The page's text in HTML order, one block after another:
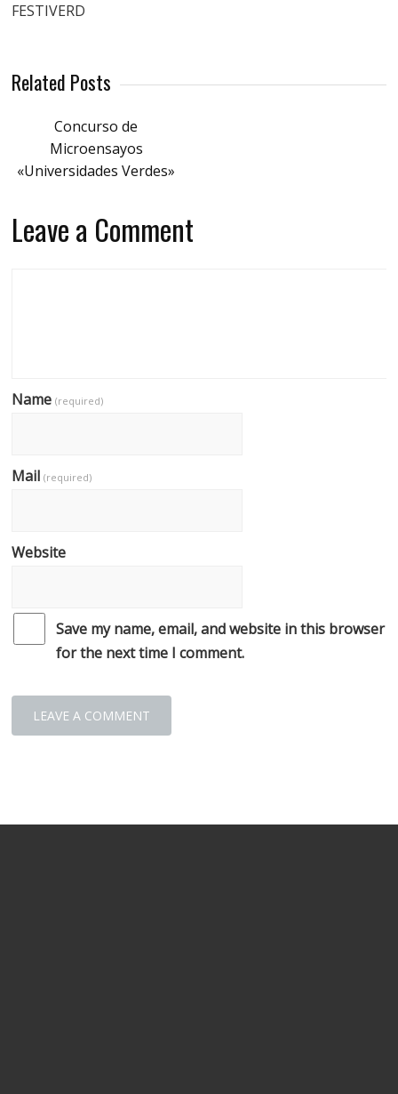
FESTIVERD
Related Posts
Concurso de
Microensayos
«Universidades Verdes»
Leave a Comment
Name(required)
Mail(required)
Website
Save my name, email, and website in this browser
for the next time I comment.